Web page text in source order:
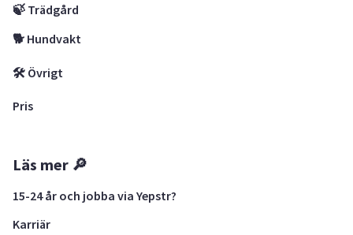
🍃 Trädgård
🐕 Hundvakt
🛠 Övrigt
Pris
Läs mer 🔎
15-24 år och jobba via Yepstr?
Karriär